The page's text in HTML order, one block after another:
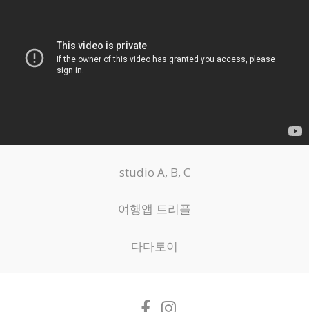
studio A, B, C
여행앱 트리플
다다토이